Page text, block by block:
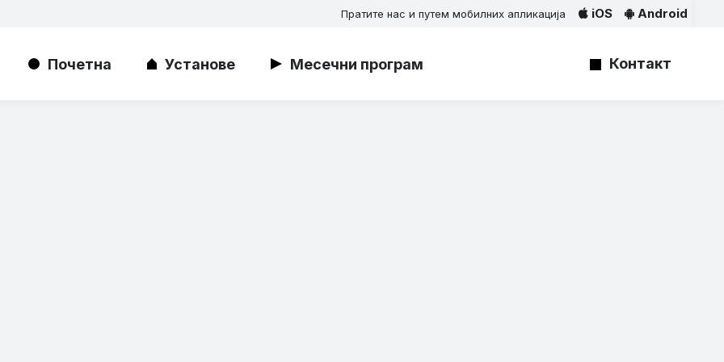
Пратите нас и путем мобилних апликација Android
iOS
Почетна Установе Месечни програм Контакт